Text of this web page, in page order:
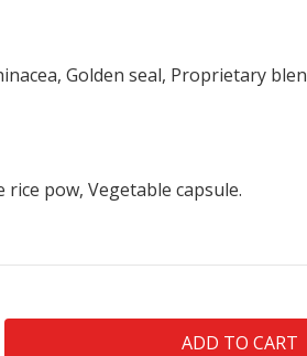
Golden seal, Proprietary
pow, Vegetable capsule.